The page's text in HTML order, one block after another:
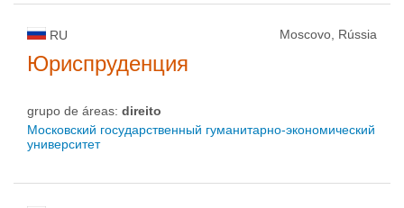
RU Moscovo, Rússia
Юриспруденция
grupo de áreas: direito
Московский государственный гуманитарно-экономический
университет